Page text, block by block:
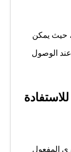
يبدأ تنفيذ القرار اعتبارًا من 13 فبراير 2025، حيث يمكن
الوصول
المفعول